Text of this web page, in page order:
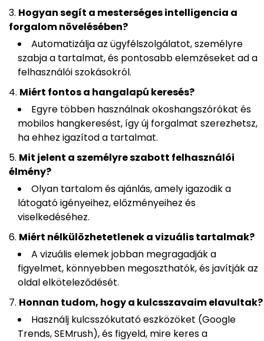
Hogyan segít a mesterséges intelligencia a
forgalom növelésében?
Automatizálja az ügyfélszolgálatot, személyre
szabja a tartalmat, és pontosabb elemzéseket ad a
felhasználói szokásokról.
Miért fontos a hangalapú keresés?
Egyre többen használnak okoshangszórókat és
mobilos hangkeresést, így új forgalmat szerezhetsz,
ha ehhez igazítod a tartalmat.
Mit jelent a személyre szabott felhasználói
élmény?
Olyan tartalom és ajánlás, amely igazodik a
látogató igényeihez, előzményeihez és
viselkedéséhez.
Miért nélkülözhetetlenek a vizuális tartalmak?
A vizuális elemek jobban megragadják a
figyelmet, könnyebben megoszthatók, és javítják az
oldal elköteleződését.
Honnan tudom, hogy a kulcsszavaim elavultak?
Használj kulcsszókutató eszközöket (Google
Trends, SEMrush), és figyeld, mire keres a